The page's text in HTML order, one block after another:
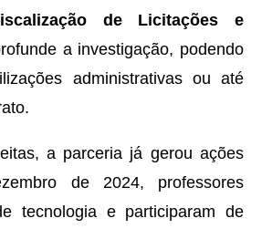
de Licitações e
a investigação, podendo
administrativas ou até
a parceria já gerou ações
de 2024, professores
tecnologia e participaram de